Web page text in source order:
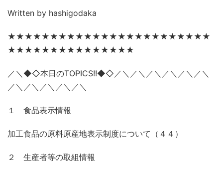
Written by hashigodaka
★★★★★★★★★★★★★★★★★★★★★★★★
★★★★★★★★★★★★★★★
／＼◆◇本日のTOPICS!!◆◇／＼／＼／＼／＼／＼／＼
／＼／＼／＼／＼／＼
１ 食品表示情報
加工食品の原料原産地表示制度について（４４）
２ 生産者等の取組情報